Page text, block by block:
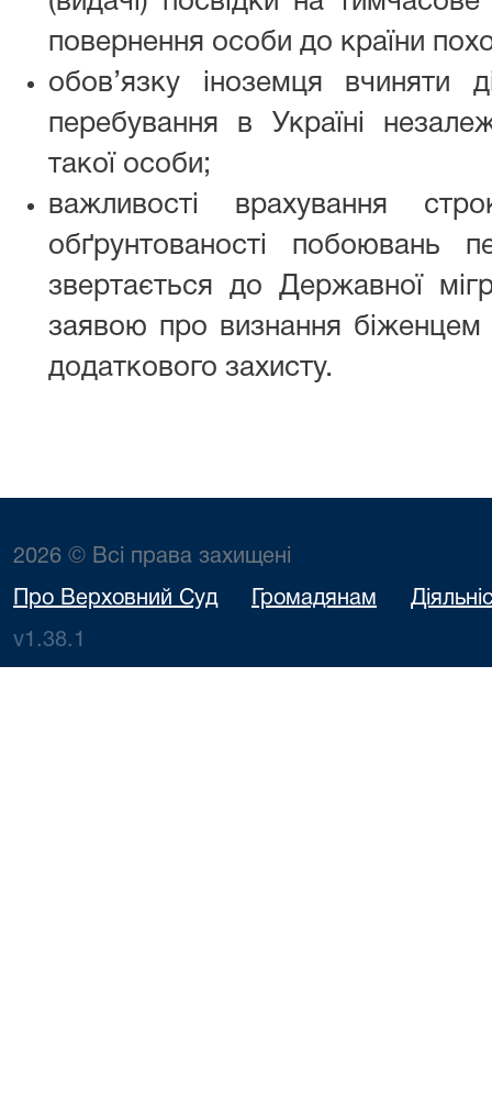
повернення особи до країни
обов’язку іноземця вчиняти
перебування в Україні
такої особи;
важливості врахування
обґрунтованості побоювань
звертається до Державної
заявою про визнання
додаткового захисту.
2026 © Всі права захищені
Про Верховний Суд Громадянам
v1.38.1